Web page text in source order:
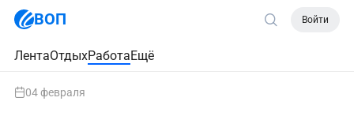
ВОП Войти
ЛентаОтдыхРаботаЕщё
04 февраля